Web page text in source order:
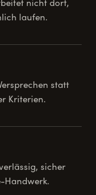
nicht dort,
laufen.
statt
Kriterien.
sicher
Handwerk.